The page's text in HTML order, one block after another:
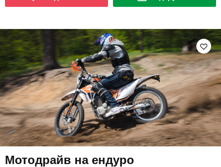
Мотодрайв на ендуро